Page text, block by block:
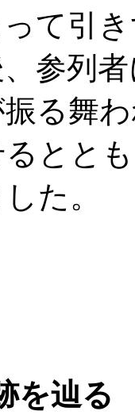
て引
参列
る舞
とと
た。
を辿る